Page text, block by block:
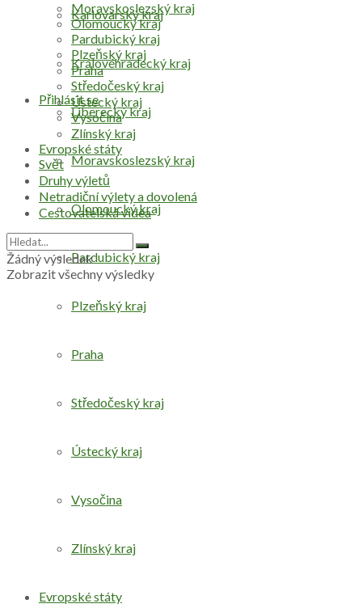
Přihlásit se
Karlovarský kraj
Královéhradecký kraj
Liberecký kraj
Moravskoslezský kraj
Olomoucký kraj
Pardubický kraj
Plzeňský kraj
Praha
Středočeský kraj
Ústecký kraj
Vysočina
Zlínský kraj
Evropské státy
Moravskoslezský kraj
Olomoucký kraj
Pardubický kraj
Plzeňský kraj
Praha
Středočeský kraj
Ústecký kraj
Vysočina
Zlínský kraj
Evropské státy
Svět
Druhy výletů
Netradiční výlety a dovolená
Cestovatelská videa
Žádný výsledek
Zobrazit všechny výsledky